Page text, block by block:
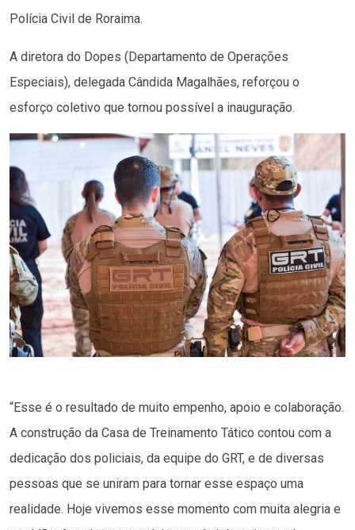
Polícia Civil de Roraima.
A diretora do Dopes (Departamento de Operações
Especiais), delegada Cândida Magalhães, reforçou o
esforço coletivo que tornou possível a inauguração.
“Esse é o resultado de muito empenho, apoio e colaboração.
A construção da Casa de Treinamento Tático contou com a
dedicação dos policiais, da equipe do GRT, e de diversas
pessoas que se uniram para tornar esse espaço uma
realidade. Hoje vivemos esse momento com muita alegria e